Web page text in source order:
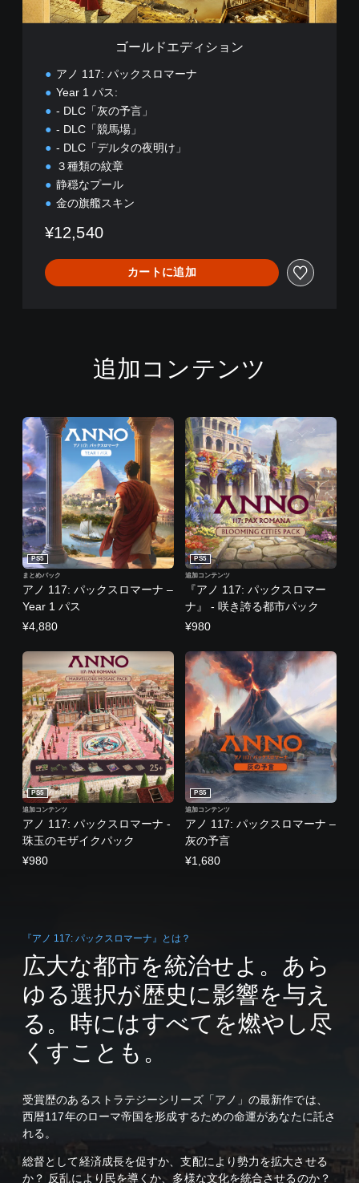
ゴールドエディション
アノ 117: パックスロマーナ
Year 1 パス:
- DLC「灰の予言」
- DLC「競馬場」
- DLC「デルタの夜明け」
３種類の紋章
静穏なプール
金の旗艦スキン
¥12,540
カートに追加
追加コンテンツ
アノ 117: パックスロマーナ –
Year 1 パス
PS5
まとめパック
¥4,880
『アノ 117: パックスロマー
ナ』 - 咲き誇る都市パック
PS5
追加コンテンツ
¥980
アノ 117: パックスロマーナ -
珠玉のモザイクパック
PS5
追加コンテンツ
¥980
アノ 117: パックスロマーナ –
灰の予言
PS5
追加コンテンツ
¥1,680
『アノ 117: パックスロマーナ』とは？
広大な都市を統治せよ。あら
ゆる選択が歴史に影響を与え
る。時にはすべてを燃やし尽
くすことも。
受賞歴のあるストラテジーシリーズ「アノ」の最新作では、
西暦117年のローマ帝国を形成するための命運があなたに託さ
れる。
総督として経済成長を促すか、支配により勢力を拡大させる
か？ 反乱により民を導くか、多様な文化を統合させるのか？